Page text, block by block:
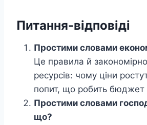
Питання-відповіді
Простими словами
Це правила й
ресурсів: чому ціни
попит, що робить бюджет
Простими словами
що?